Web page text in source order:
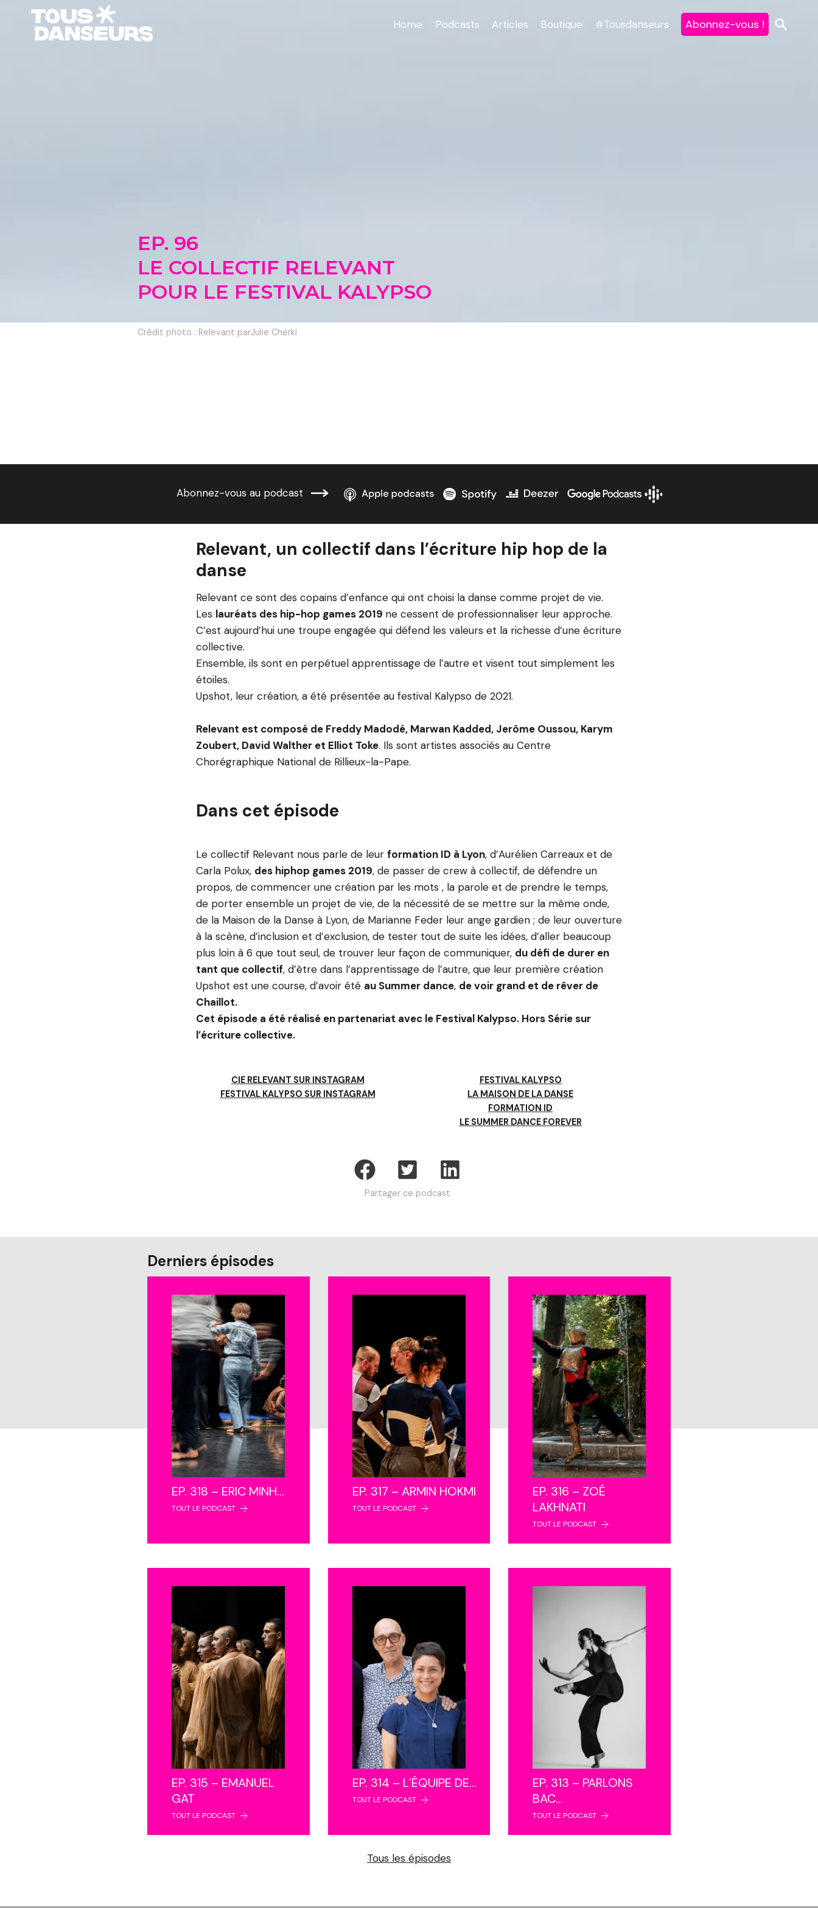
contenu
Home Podcasts Articles Boutique #Tousdanseurs Abonnez-vous !
EP. 96
LE COLLECTIF RELEVANT
POUR LE FESTIVAL KALYPSO
Crédit photo : Relevant parJulie Cherki
Abonnez-vous au podcast
Relevant, un collectif dans l’écriture hip hop de la
danse
Relevant ce sont des copains d’enfance qui ont choisi la danse comme projet de vie.
Les lauréats des hip-hop games 2019 ne cessent de professionnaliser leur approche.
C’est aujourd’hui une troupe engagée qui défend les valeurs et la richesse d’une écriture
collective.
Ensemble, ils sont en perpétuel apprentissage de l’autre et visent tout simplement les
étoiles.
Upshot, leur création, a été présentée au festival Kalypso de 2021.
Relevant est composé de Freddy Madodé, Marwan Kadded, Jerôme Oussou, Karym
Zoubert, David Walther et Elliot Toke. Ils sont artistes associés au Centre
Chorégraphique National de Rillieux-la-Pape.
Dans cet épisode
Le collectif Relevant nous parle de leur formation ID à Lyon, d’Aurélien Carreaux et de
Carla Polux, des hiphop games 2019, de passer de crew à collectif, de défendre un
propos, de commencer une création par les mots , la parole et de prendre le temps,
de porter ensemble un projet de vie, de la nécessité de se mettre sur la même onde,
de la Maison de la Danse à Lyon, de Marianne Feder leur ange gardien ; de leur ouverture
à la scène, d’inclusion et d’exclusion, de tester tout de suite les idées, d’aller beaucoup
plus loin à 6 que tout seul, de trouver leur façon de communiquer, du défi de durer en
tant que collectif, d’être dans l’apprentissage de l’autre, que leur première création
Upshot est une course, d’avoir été au Summer dance, de voir grand et de rêver de
Chaillot.
Cet épisode a été réalisé en partenariat avec le Festival Kalypso. Hors Série sur
l’écriture collective.
CIE RELEVANT SUR INSTAGRAM
FESTIVAL KALYPSO SUR INSTAGRAM
FESTIVAL KALYPSO
LA MAISON DE LA DANSE
FORMATION ID
LE SUMMER DANCE FOREVER
Partager ce podcast
Derniers épisodes
EP. 318 – ERIC MINH…
TOUT LE PODCAST
EP. 317 – ARMIN HOKMI
TOUT LE PODCAST
EP. 316 – ZOÉ
LAKHNATI
TOUT LE PODCAST
EP. 315 – EMANUEL
GAT
TOUT LE PODCAST
EP. 314 – L’ÉQUIPE DE…
TOUT LE PODCAST
EP. 313 – PARLONS
BAC…
TOUT LE PODCAST
Tous les épisodes